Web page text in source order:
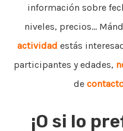
información sobre
niveles, precios...
actividad estás
participantes y edades,
de
¡O si lo